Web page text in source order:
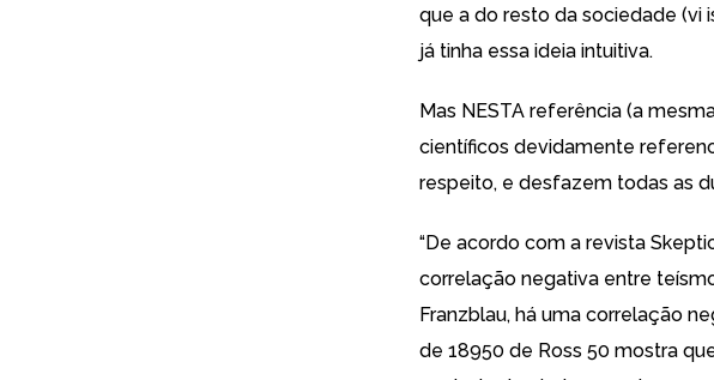
que a do resto da sociedade (vi
já tinha essa ideia intuitiva.
Mas NESTA referência (a
científicos devidamente
respeito, e desfazem todas as
“De acordo com a revista
correlação negativa entre
Franzblau, há uma correlação
de 18950 de Ross 50 mostra